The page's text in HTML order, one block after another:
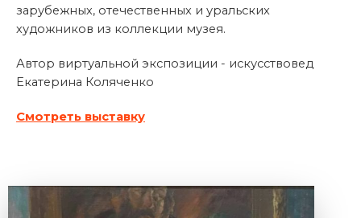
зарубежных, отечественных и уральских
художников из коллекции музея.
Автор виртуальной экспозиции - искусствовед
Екатерина Коляченко
Смотреть выставку